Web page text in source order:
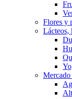
Flores y
Lácteos,
Mercado